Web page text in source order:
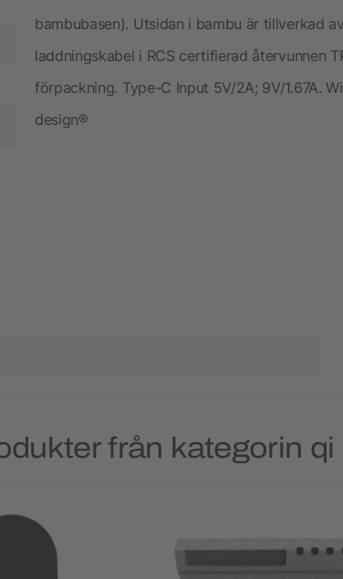
bambubasen). Utsidan i bambu är tillverkad
laddningskabel i RCS certifierad återvunnen
förpackning. Type-C Input 5V/2A; 9V/1.67A.
design®
från kategorin qi